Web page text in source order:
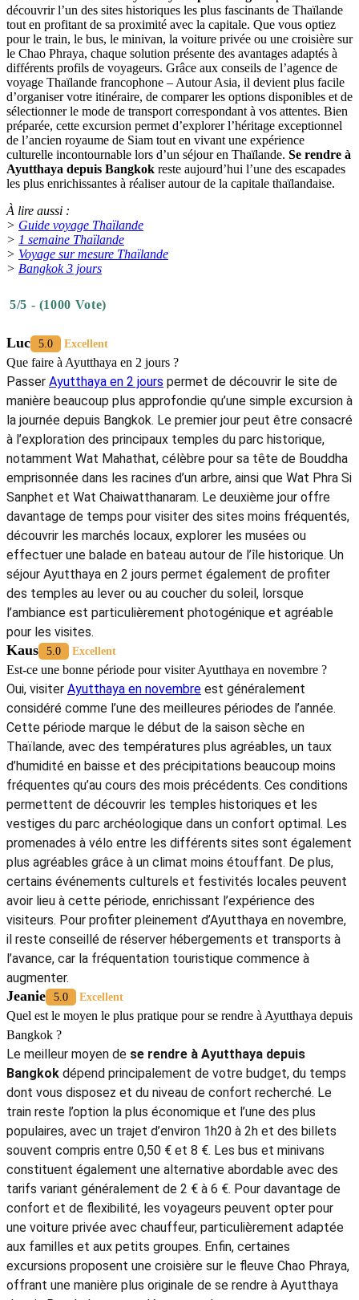
découvrir l’un des sites historiques les plus fascinants de Thaïlande
tout en profitant de sa proximité avec la capitale. Que vous optiez
pour le train, le bus, le minivan, la voiture privée ou une croisière sur
le Chao Phraya, chaque solution présente des avantages adaptés à
différents profils de voyageurs. Grâce aux conseils de l’agence de
voyage Thaïlande francophone – Autour Asia, il devient plus facile
d’organiser votre itinéraire, de comparer les options disponibles et de
sélectionner le mode de transport correspondant à vos attentes. Bien
préparée, cette excursion permet d’explorer l’héritage exceptionnel
de l’ancien royaume de Siam tout en vivant une expérience
culturelle incontournable lors d’un séjour en Thaïlande. Se rendre à
Ayutthaya depuis Bangkok reste aujourd’hui l’une des escapades
les plus enrichissantes à réaliser autour de la capitale thaïlandaise.
À lire aussi :
> Guide voyage Thaïlande
> 1 semaine Thaïlande
> Voyage sur mesure Thaïlande
> Bangkok 3 jours
5/5 - (1000 Vote)
Luc 5.0 Excellent
Que faire à Ayutthaya en 2 jours ?
Passer Ayutthaya en 2 jours permet de découvrir le site de
manière beaucoup plus approfondie qu’une simple excursion à
la journée depuis Bangkok. Le premier jour peut être consacré
à l’exploration des principaux temples du parc historique,
notamment Wat Mahathat, célèbre pour sa tête de Bouddha
emprisonnée dans les racines d’un arbre, ainsi que Wat Phra Si
Sanphet et Wat Chaiwatthanaram. Le deuxième jour offre
davantage de temps pour visiter des sites moins fréquentés,
découvrir les marchés locaux, explorer les musées ou
effectuer une balade en bateau autour de l’île historique. Un
séjour Ayutthaya en 2 jours permet également de profiter
des temples au lever ou au coucher du soleil, lorsque
l’ambiance est particulièrement photogénique et agréable
pour les visites.
Kaus 5.0 Excellent
Est-ce une bonne période pour visiter Ayutthaya en novembre ?
Oui, visiter Ayutthaya en novembre est généralement
considéré comme l’une des meilleures périodes de l’année.
Cette période marque le début de la saison sèche en
Thaïlande, avec des températures plus agréables, un taux
d’humidité en baisse et des précipitations beaucoup moins
fréquentes qu’au cours des mois précédents. Ces conditions
permettent de découvrir les temples historiques et les
vestiges du parc archéologique dans un confort optimal. Les
promenades à vélo entre les différents sites sont également
plus agréables grâce à un climat moins étouffant. De plus,
certains événements culturels et festivités locales peuvent
avoir lieu à cette période, enrichissant l’expérience des
visiteurs. Pour profiter pleinement d’Ayutthaya en novembre,
il reste conseillé de réserver hébergements et transports à
l’avance, car la fréquentation touristique commence à
augmenter.
Jeanie 5.0 Excellent
Quel est le moyen le plus pratique pour se rendre à Ayutthaya depuis
Bangkok ?
Le meilleur moyen de se rendre à Ayutthaya depuis
Bangkok dépend principalement de votre budget, du temps
dont vous disposez et du niveau de confort recherché. Le
train reste l’option la plus économique et l’une des plus
populaires, avec un trajet d’environ 1h20 à 2h et des billets
souvent compris entre 0,50 € et 8 €. Les bus et minivans
constituent également une alternative abordable avec des
tarifs variant généralement de 2 € à 6 €. Pour davantage de
confort et de flexibilité, les voyageurs peuvent opter pour
une voiture privée avec chauffeur, particulièrement adaptée
aux familles et aux petits groupes. Enfin, certaines
excursions proposent une croisière sur le fleuve Chao Phraya,
offrant une manière plus originale de se rendre à Ayutthaya